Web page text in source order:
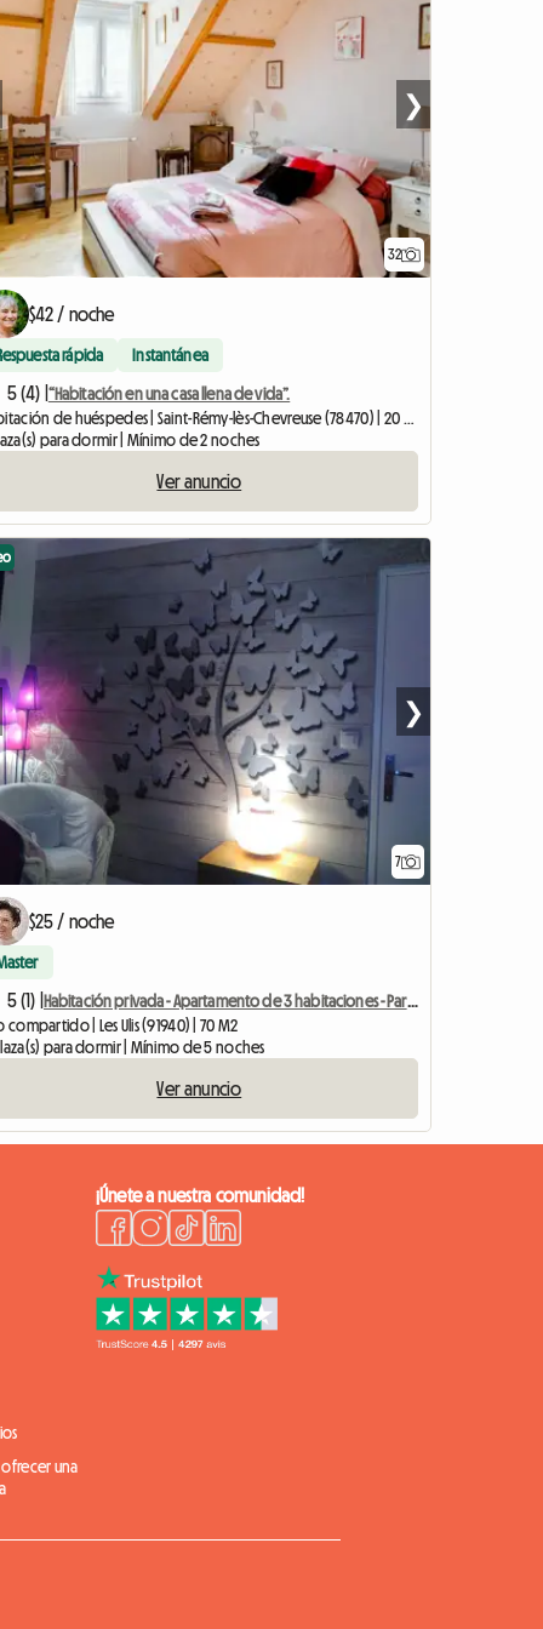
32
❯
$42 / noche
rápida Instantánea
5 (4) | “Habitación en una casa llena de vida”.
Habitación de huéspedes | Saint-Rémy-lès-Chevreuse (78470) | 20 M2
para dormir | Mínimo de 2 noches
Ver anuncio
7
❯
$25 / noche
5 (1) |
Habitación privada - Apartamento de 3 habitaciones - Parking privado
compartido | Les Ulis (91940) | 70 M2
para dormir | Mínimo de 5 noches
Ver anuncio
ofrecer una
¡Únete a nuestra comunidad!